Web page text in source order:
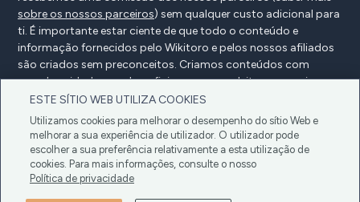
ESTE SÍTIO WEB UTILIZA COOKIES
Utilizamos cookies para melhorar o desempenho do sítio Web e
melhorar a sua experiência de utilizador. O utilizador pode
escolher a sua preferência relativamente a esta utilização de
cookies. Para mais informações, consulte o nosso
Política de privacidade
sobre os nossos parceiros) sem qualquer custo adicional para
ti. É importante estar ciente de que todo o conteúdo e
informação fornecidos pelo Wikitoro e pelos nossos afiliados
são criados sem preconceitos. Criamos conteúdos com
grande cuidado para beneficiar os nossos leitores e, mais
importante, não são influenciados por quaisquer acordos de
compensação com os nossos parceiros.
Divulgação do anunciante